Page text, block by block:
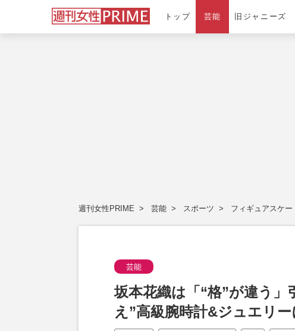
トップ 芸能 旧ジャニーズ
週刊女性PRIME 芸能 スポーツ フィギュアスケー
芸能
坂本花織は「“格”が違う」
え”高級腕時計&ジュエリ